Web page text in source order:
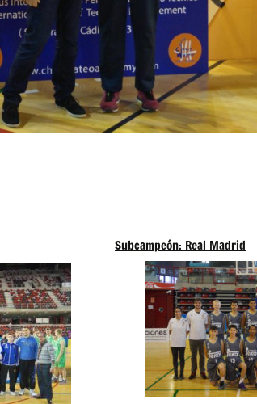
Subcampeón: Real Madrid